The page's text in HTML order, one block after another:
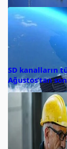
SD kanalların
Ağustos’tan